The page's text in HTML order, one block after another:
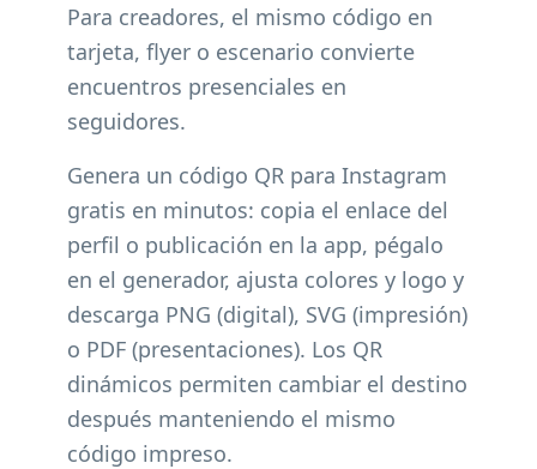
Para creadores, el mismo código en
tarjeta, flyer o escenario convierte
encuentros presenciales en
seguidores.
Genera un código QR para Instagram
gratis en minutos: copia el enlace del
perfil o publicación en la app, pégalo
en el generador, ajusta colores y logo y
descarga PNG (digital), SVG (impresión)
o PDF (presentaciones). Los QR
dinámicos permiten cambiar el destino
después manteniendo el mismo
código impreso.